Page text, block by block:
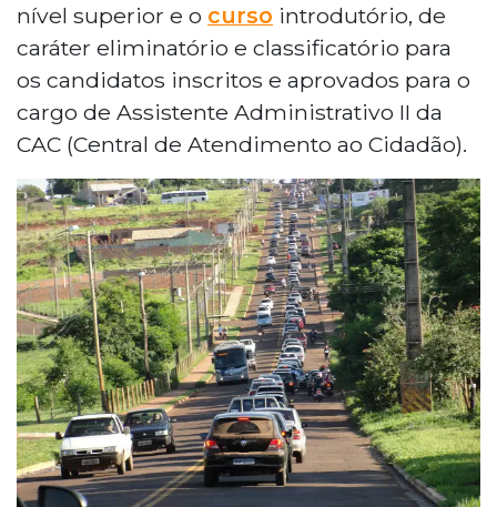
nível superior e o curso introdutório, de
caráter eliminatório e classificatório para
os candidatos inscritos e aprovados para o
cargo de Assistente Administrativo II da
CAC (Central de Atendimento ao Cidadão).